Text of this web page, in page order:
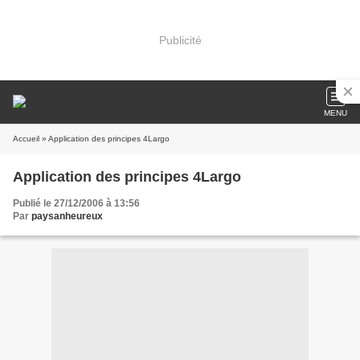
Publicité
MENU
Accueil » Application des principes 4Largo
Application des principes 4Largo
Publié le 27/12/2006 à 13:56
Par paysanheureux